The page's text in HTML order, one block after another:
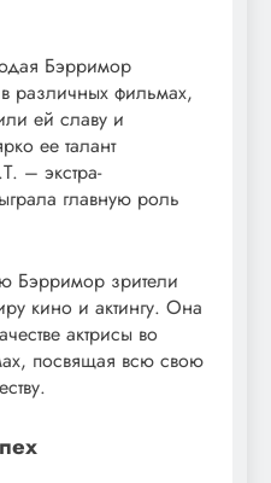
Бэрримор
различных фильмах,
ей славу и
ее талант
– экстра-
главную роль
Бэрримор зрители
кино и актингу. Она
актрисы во
посвящая всю свою